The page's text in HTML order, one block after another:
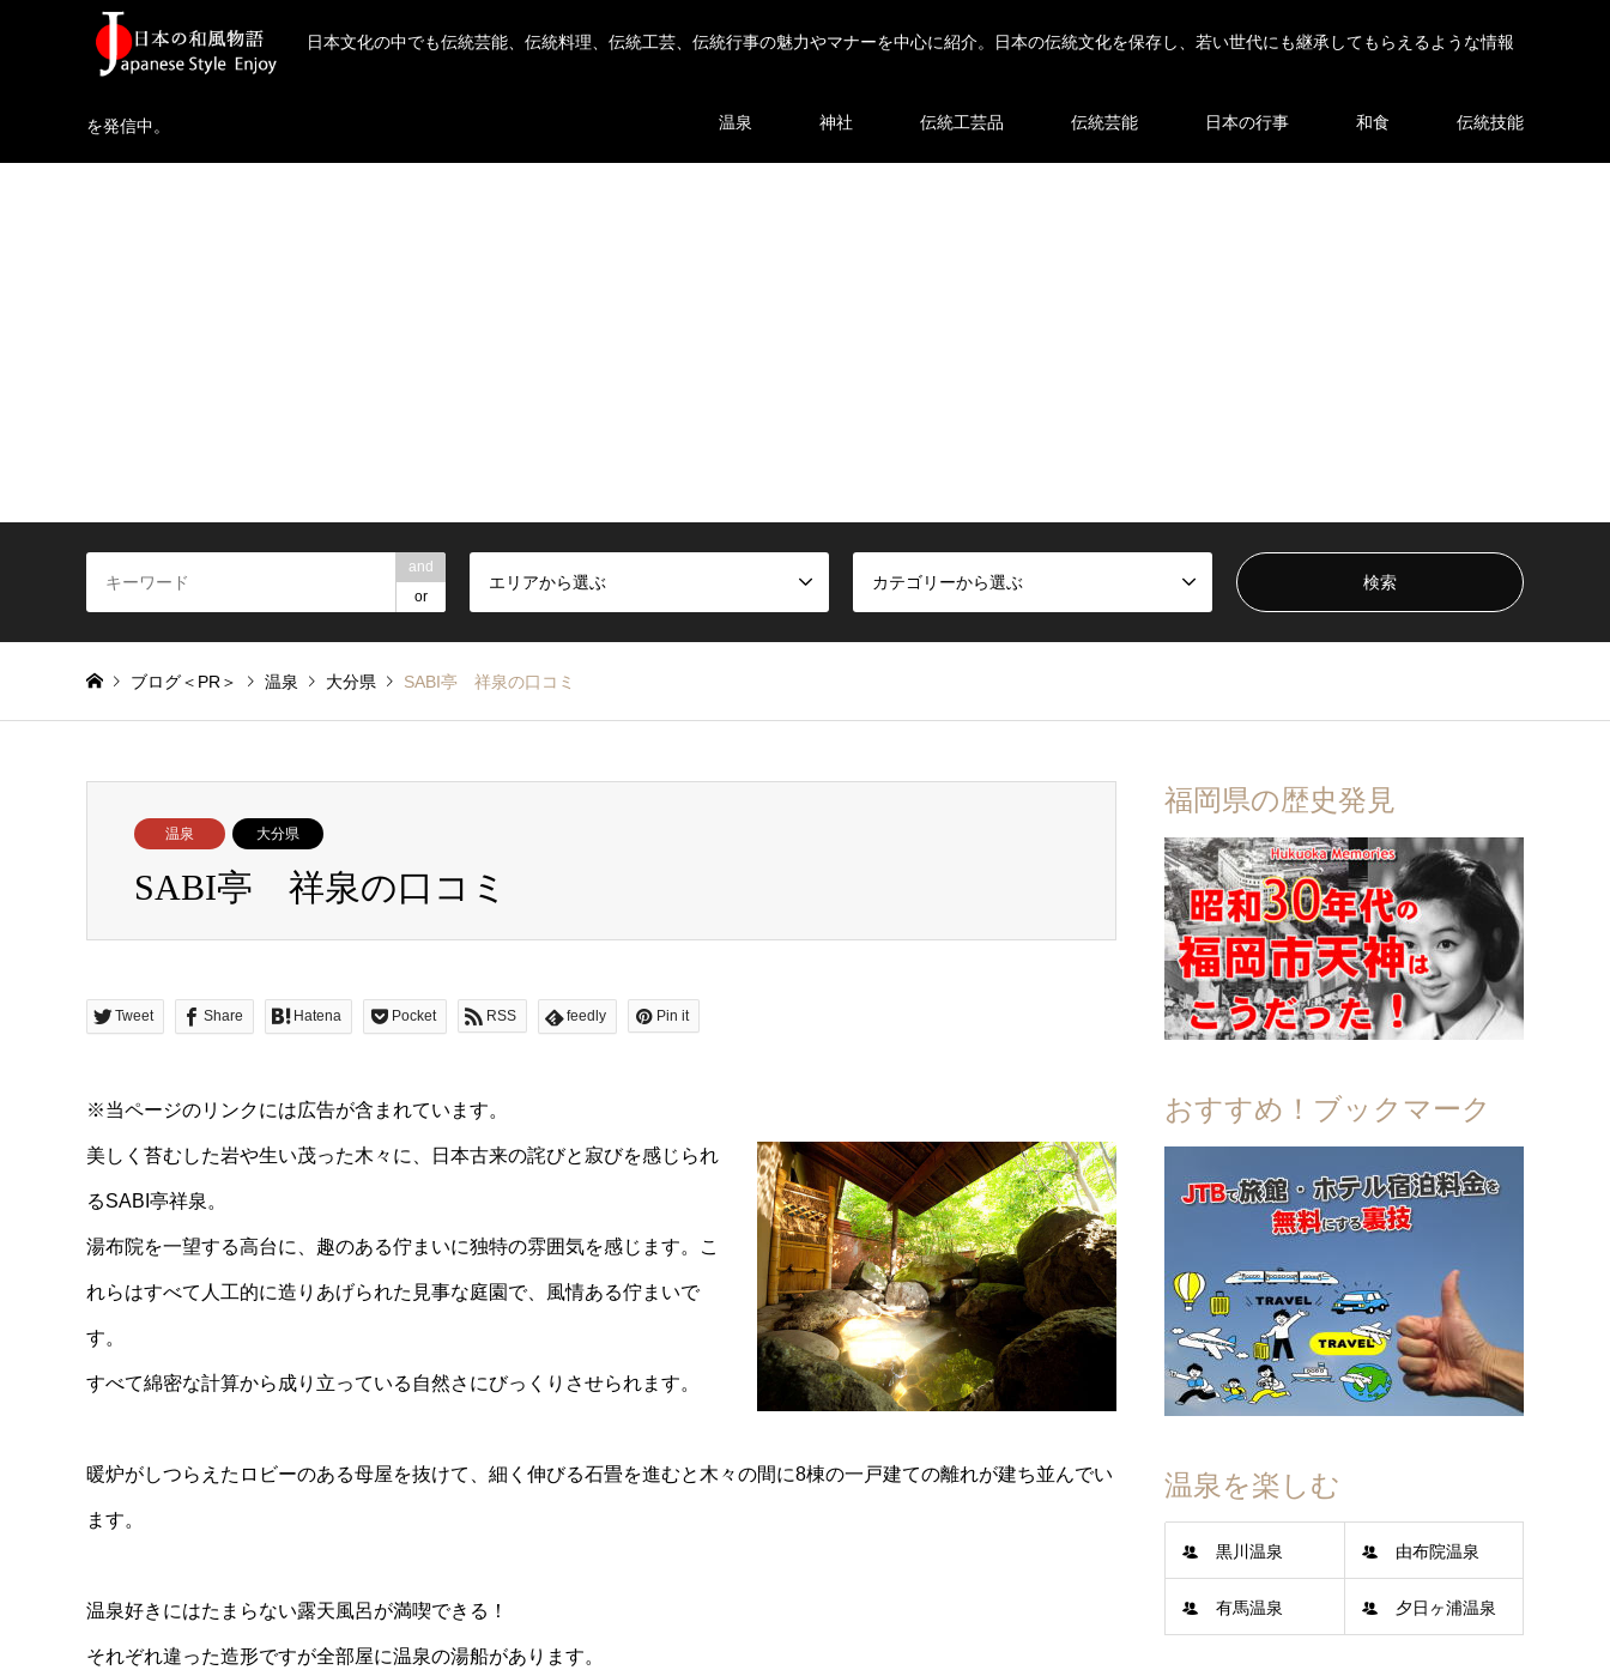
日本文化の中でも伝統芸能、伝統料理、伝統工芸、伝統行事の魅力やマナーを中心に紹介。日本の伝統文化を保存し、若い世代にも継承してもらえるような情報
を発信中。 温泉 神社 伝統工芸品 伝統芸能 日本の行事 和食 伝統技能
and
or
エリアから選ぶ カテゴリーから選ぶ
ブログ＜PR＞ 温泉 大分県 SABI亭 祥泉の口コミ
温泉 大分県
SABI亭 祥泉の口コミ
Tweet Share Hatena Pocket RSS feedly Pin it
※当ページのリンクには広告が含まれています。
美しく苔むした岩や生い茂った木々に、日本古来の詫びと寂びを感じられ
るSABI亭祥泉。
湯布院を一望する高台に、趣のある佇まいに独特の雰囲気を感じます。こ
れらはすべて人工的に造りあげられた見事な庭園で、風情ある佇まいで
す。
すべて綿密な計算から成り立っている自然さにびっくりさせられます。
暖炉がしつらえたロビーのある母屋を抜けて、細く伸びる石畳を進むと木々の間に8棟の一戸建ての離れが建ち並んでい
ます。
温泉好きにはたまらない露天風呂が満喫できる！
それぞれ違った造形ですが全部屋に温泉の湯船があります。
福岡県の歴史発見
おすすめ！ブックマーク
温泉を楽しむ
黒川温泉 由布院温泉
有馬温泉 夕日ヶ浦温泉